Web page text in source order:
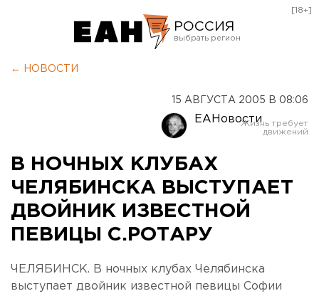
РОССИЯ
Оренбург
[18+]
← НОВОСТИ
15 АВГУСТА 2005 В 08:06
ЕАНовости
В НОЧНЫХ КЛУБАХ
ЧЕЛЯБИНСКА ВЫСТУПАЕТ
ДВОЙНИК ИЗВЕСТНОЙ
ПЕВИЦЫ С.РОТАРУ
ЧЕЛЯБИНСК. В ночных клубах Челябинска
выступает двойник известной певицы Софии